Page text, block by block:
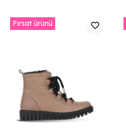
Fırsat ürünü